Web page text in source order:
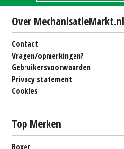
Over MechanisatieMarkt.nl
Contact
Vragen/opmerkingen?
Gebruikersvoorwaarden
Privacy statement
Cookies
Top Merken
Boxer